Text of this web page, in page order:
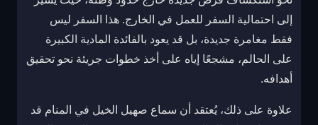
إلى احتمالية السفر للعمل في الخارج. هذا السفر ليس
فقط مغامرة جديدة، بل قد يعود بالفائدة المادية الكبيرة
على الحالم، مشجعًا إياه على أخذ خطوات جريئة نحو تحقيق
أهدافه.
علاوة على ذلك، يُعتقد أن سماع صهيل الخيل في المنام قد